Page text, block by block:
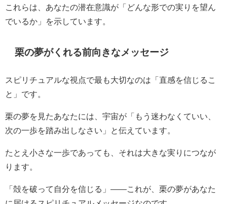
これらは、あなたの潜在意識が「どんな形での実りを望ん
でいるか」を示しています。
栗の夢がくれる前向きなメッセージ
スピリチュアルな視点で最も大切なのは「直感を信じるこ
と」です。
栗の夢を見たあなたには、宇宙が「もう迷わなくていい、
次の一歩を踏み出しなさい」と伝えています。
たとえ小さな一歩であっても、それは大きな実りにつなが
ります。
「殻を破って自分を信じる」——これが、栗の夢があなた